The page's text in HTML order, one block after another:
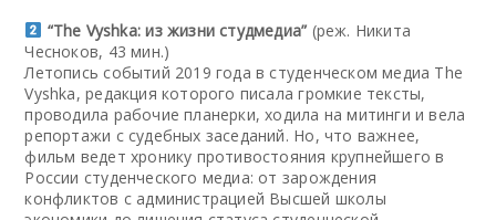
“The Vyshka: из жизни студмедиа” (реж. Никита
Чесноков, 43 мин.)
Летопись событий 2019 года в студенческом медиа The
Vyshka, редакция которого писала громкие тексты,
проводила рабочие планерки, ходила на митинги и вела
репортажи с судебных заседаний. Но, что важнее,
фильм ведет хронику противостояния крупнейшего в
России студенческого медиа: от зарождения
конфликтов с администрацией Высшей школы